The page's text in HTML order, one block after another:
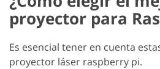
proyector para
Es esencial tener en cuenta
proyector láser raspberry pi.